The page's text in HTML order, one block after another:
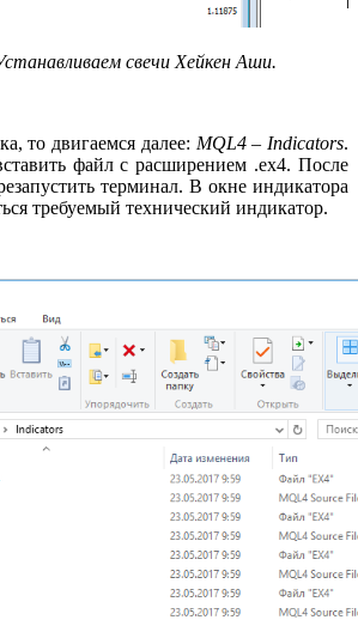
свечи Хейкен Аши.
то двигаемся далее: MQL4 – Indicators.
файл с расширением .ex4. После
терминал. В окне индикатора
требуемый технический индикатор.